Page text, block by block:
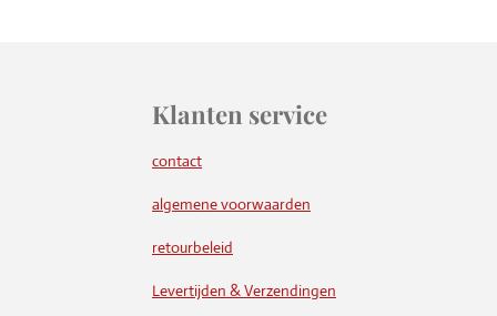
Klanten service
contact
algemene voorwaarden
retourbeleid
Levertijden & Verzendingen